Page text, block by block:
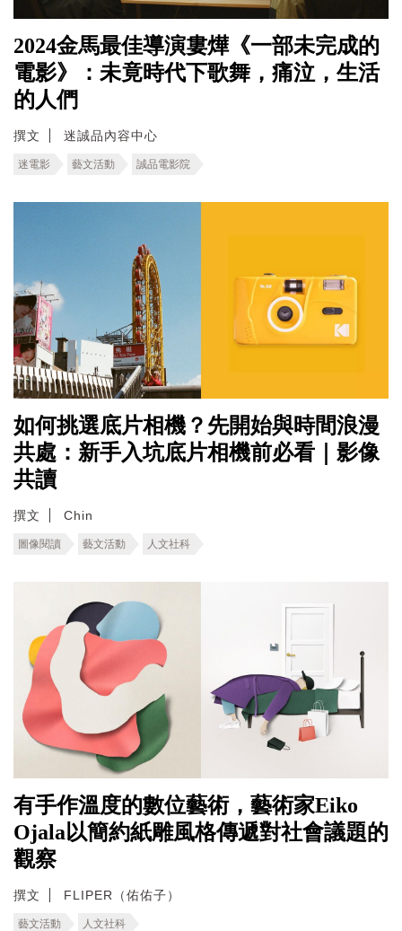
2024金馬最佳導演婁燁《一部未完成的
電影》：未竟時代下歌舞，痛泣，生活
的人們
撰文 迷誠品內容中心
迷電影 藝文活動 誠品電影院
如何挑選底片相機？先開始與時間浪漫
共處：新手入坑底片相機前必看｜影像
共讀
撰文 Chin
圖像閱讀 藝文活動 人文社科
有手作溫度的數位藝術，藝術家Eiko
Ojala以簡約紙雕風格傳遞對社會議題的
觀察
撰文 FLIPER（佑佑子）
藝文活動 人文社科